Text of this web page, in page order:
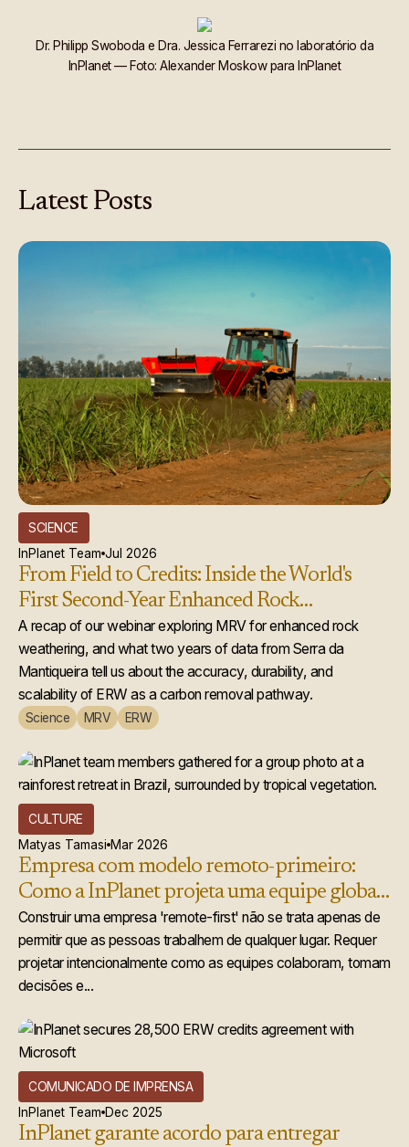
Dr. Philipp Swoboda e Dra. Jessica Ferrarezi no laboratório da
InPlanet — Foto: Alexander Moskow para InPlanet
Latest Posts
SCIENCE
InPlanet Team Jul 2026
From Field to Credits: Inside the World's
First Second-Year Enhanced Rock
Weathering Credit Issuance
A recap of our webinar exploring MRV for enhanced rock
weathering, and what two years of data from Serra da
Mantiqueira tell us about the accuracy, durability, and
scalability of ERW as a carbon removal pathway.
Science MRV ERW
CULTURE
Matyas Tamasi Mar 2026
Empresa com modelo remoto-primeiro:
Como a InPlanet projeta uma equipe global
que realmente funciona
Construir uma empresa 'remote-first' não se trata apenas de
permitir que as pessoas trabalhem de qualquer lugar. Requer
projetar intencionalmente como as equipes colaboram, tomam
decisões e...
COMUNICADO DE IMPRENSA
InPlanet Team Dec 2025
InPlanet garante acordo para entregar